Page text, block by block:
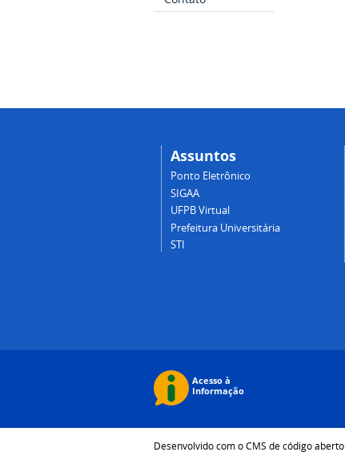
Assuntos
Ponto Eletrônico
SIGAA
UFPB Virtual
Prefeitura Universitária
STI
Desenvolvido com o CMS de código aberto